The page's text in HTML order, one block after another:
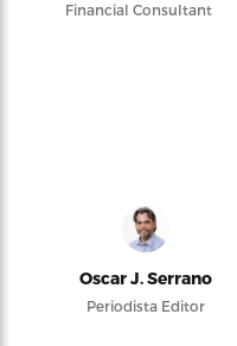
Financial Consultant
Oscar J. Serrano
Periodista Editor